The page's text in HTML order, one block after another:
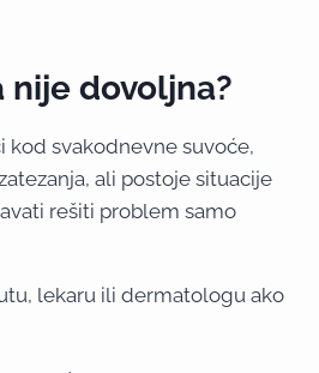
nije dovoljna?
kod svakodnevne suvoće,
ali postoje situacije
rešiti problem samo
lekaru ili dermatologu ako